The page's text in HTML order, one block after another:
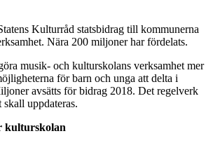
Kulturråd statsbidrag till kommunerna
Nära 200 miljoner har fördelats.
musik- och kulturskolans verksamhet mer
för barn och unga att delta i
avsätts för bidrag 2018. Det regelverk
uppdateras.
kulturskolan